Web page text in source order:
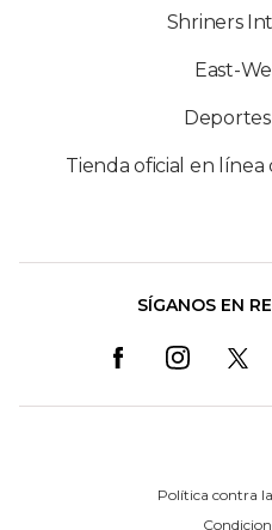
Shriners
East-
Tienda oficial en línea
SÍGANOS EN
Política contra